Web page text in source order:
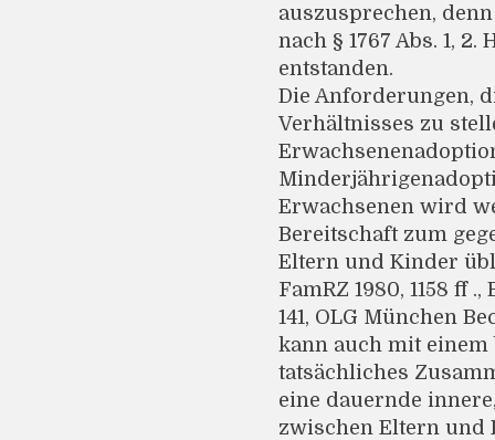
auszusprechen,
nach § 1767 Abs. 1,
entstanden.
Die Anforderungen,
Verhältnisses zu
Erwachsenen wird
Bereitschaft zum
Eltern und Kinder
FamRZ 1980, 1158 ff
141, OLG München
kann auch mit
tatsächliches
eine dauernde
zwischen Eltern und